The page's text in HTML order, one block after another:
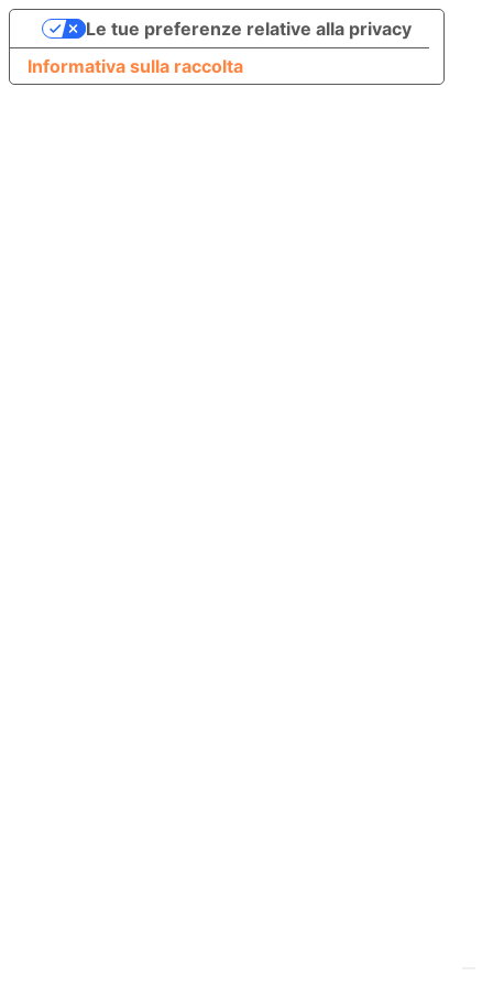
Informativa sulla raccolta
Le tue preferenze relative alla privacy